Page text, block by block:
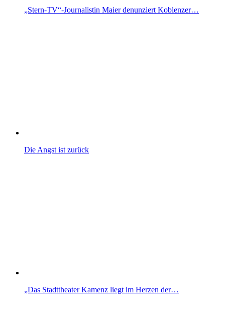
„Stern-TV“-Journalistin Maier denunziert Koblenzer…
Die Angst ist zurück
„Das Stadttheater Kamenz liegt im Herzen der…